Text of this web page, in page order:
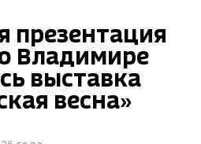
презентация
Владимире
выставка
весна»